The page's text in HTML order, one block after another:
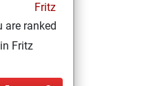
Fritz
are ranked
Fritz